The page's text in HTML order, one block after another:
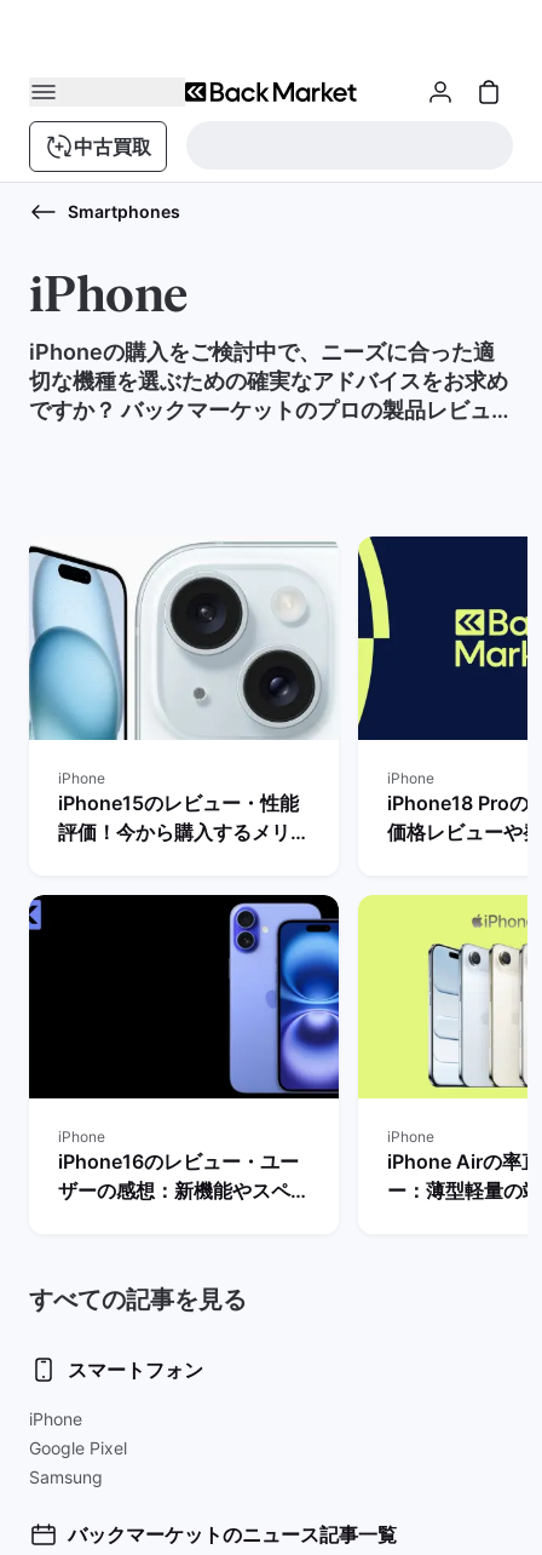
中古買取
Smartphones
iPhone
iPhoneの購入をご検討中で、ニーズに合った適
切な機種を選ぶための確実なアドバイスをお求め
ですか？ バックマーケットのプロの製品レビュー
れ、弊社の購入ガイド、テスト、レビューがご不
明点にお答えします。 何時間もかけて様々なサイ
トを閲覧し続ける代わりに、重要な質問の答えだ
けをスマートに入手しましょう。 ご自身、パート
ナー、お子様、おばあちゃん、どなたのために購
入する場合でも、バックマーケットはこれらのス
マートフォンに関するあらゆる情報とお買い得な
なものはすべてここに揃っています。
iPhone
iPhone15のレビュー・性能
評価！今から購入するメリッ
iPhone
iPhone16のレビュー・ユー
ザーの感想：新機能やスペッ
iPhone
iPhone18 Proの
価格レビューや
iPhone
iPhone Airの率
ー：薄型軽量の
すべての記事を見る
スマートフォン
iPhone
Google Pixel
Samsung
バックマーケットのニュース記事一覧